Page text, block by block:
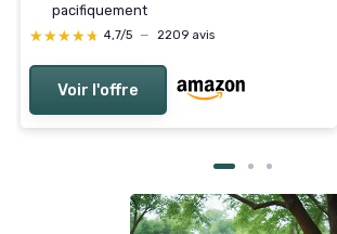
pacifiquement
★★★★★
★★★★★ 4,7/5 — 2209 avis
Voir l'offre